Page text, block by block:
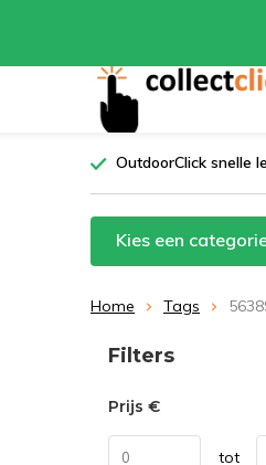
OutdoorClick snelle
Kies een
Home Tags
Sorteren op:
Filters
Prijs €
tot